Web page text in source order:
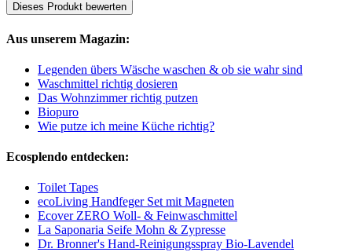
Dieses Produkt bewerten
Aus unserem Magazin:
Legenden übers Wäsche waschen & ob sie wahr sind
Waschmittel richtig dosieren
Das Wohnzimmer richtig putzen
Biopuro
Wie putze ich meine Küche richtig?
Ecosplendo entdecken:
Toilet Tapes
ecoLiving Handfeger Set mit Magneten
Ecover ZERO Woll- & Feinwaschmittel
La Saponaria Seife Mohn & Zypresse
Dr. Bronner's Hand-Reinigungsspray Bio-Lavendel